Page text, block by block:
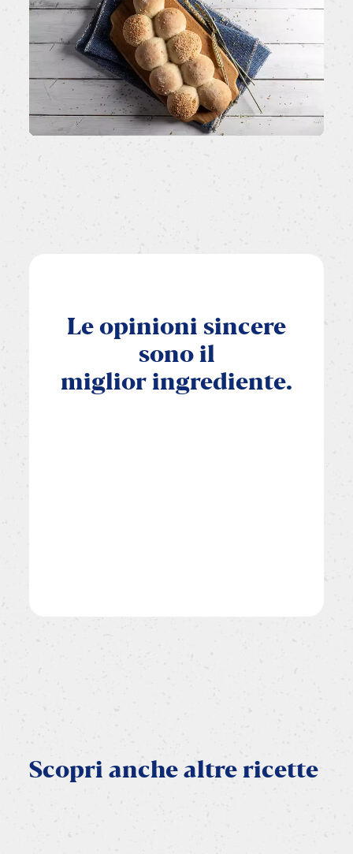
Le opinioni sincere
sono il
miglior ingrediente.
Scopri anche altre ricette